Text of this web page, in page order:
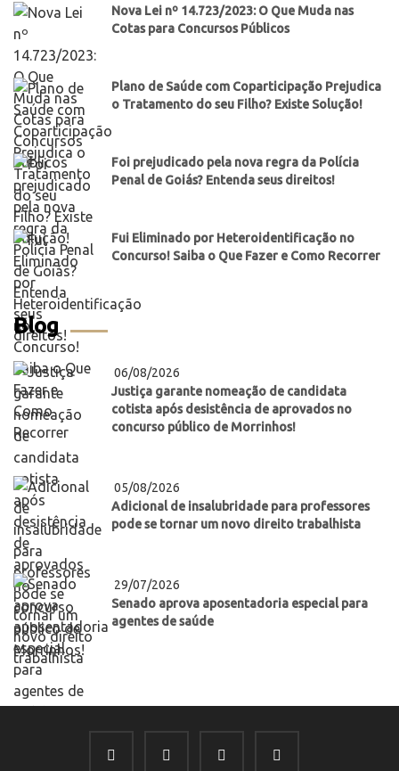
Nova Lei nº 14.723/2023: O Que Muda nas
Cotas para Concursos Públicos
Plano de Saúde com Coparticipação Prejudica
o Tratamento do seu Filho? Existe Solução!
Foi prejudicado pela nova regra da Polícia
Penal de Goiás? Entenda seus direitos!
Fui Eliminado por Heteroidentificação no
Concurso! Saiba o Que Fazer e Como Recorrer
Blog
06/08/2026
Justiça garante nomeação de candidata
cotista após desistência de aprovados no
concurso público de Morrinhos!
05/08/2026
Adicional de insalubridade para professores
pode se tornar um novo direito trabalhista
29/07/2026
Senado aprova aposentadoria especial para
agentes de saúde